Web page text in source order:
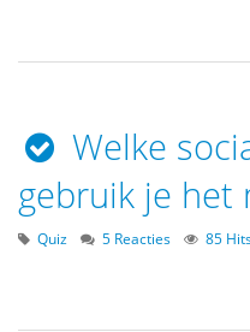
Welke
gebruik je het
Quiz 5 Reacties 85